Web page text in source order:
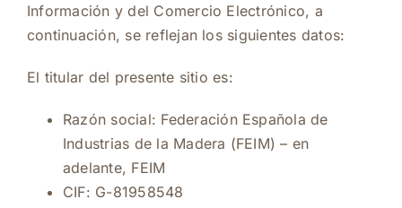
Información y del Comercio Electrónico, a
continuación, se reflejan los siguientes datos:
El titular del presente sitio es:
Razón social: Federación Española de
Industrias de la Madera (FEIM) – en
adelante, FEIM
CIF: G-81958548